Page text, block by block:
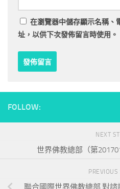
在瀏覽器中儲存顯示名稱、
址，以供下次發佈留言時使用。
FOLLOW:
NEXT
世界佛教總部（第
PREVIOUS
聯合國際世界佛教總部 對諮